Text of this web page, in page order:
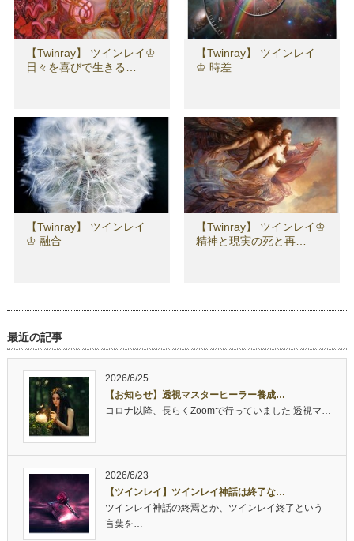
【Twinray】 ツインレイ♔
日々を喜びで生きる…
【Twinray】 ツインレイ
♔ 時差
【Twinray】 ツインレイ
♔ 融合
【Twinray】 ツインレイ♔
精神と現実の死と再…
最近の記事
2026/6/25
【お知らせ】透視マスターヒーラー養成…
コロナ以降、長らくZoomで行っていました 透視マ…
2026/6/23
【ツインレイ】ツインレイ神話は終了な…
ツインレイ神話の終焉とか、ツインレイ終了という
言葉を…